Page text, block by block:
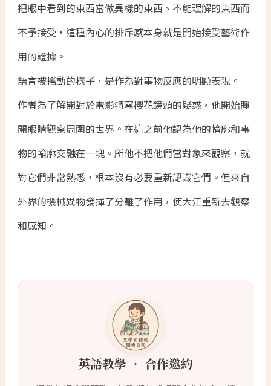
把眼中看到的東西當做異樣的東西、不能理解的東西而
不予接受，這種內心的排斥感本身就是開始接受藝術作
用的證據。
語言被搖動的樣子，是作為對事物反應的明顯表現。
作者為了解開對於電影特寫櫻花鏡頭的疑惑，他開始睜
開眼睛觀察周圍的世界。在這之前他認為他的輪廓和事
物的輪廓交融在一塊。所他不把他們當對象來觀察，就
對它們非常熟悉，根本沒有必要重新認識它們。但來自
外界的機械異物發揮了分離了作用，使大江重新去觀察
和感知。
英語教學 ‧ 合作邀約